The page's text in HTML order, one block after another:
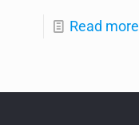
Read more